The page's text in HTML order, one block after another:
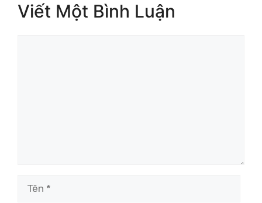
Viết Một Bình Luận